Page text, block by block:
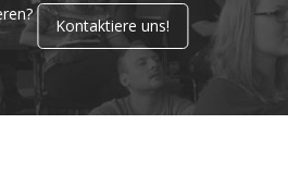
Kontaktiere uns!